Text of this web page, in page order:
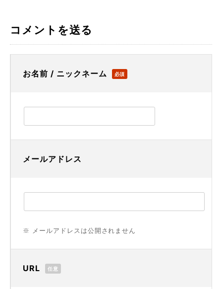
コメントを送る
お名前 / ニックネーム 必須
メールアドレス
※ メールアドレスは公開されません
URL 任意